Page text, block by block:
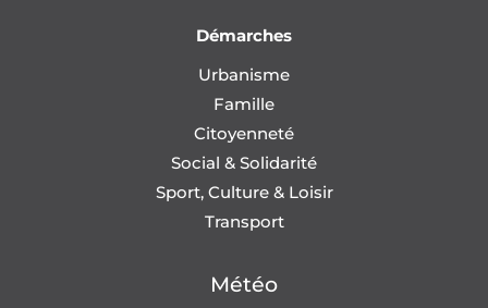
Démarches
Urbanisme
Famille
Citoyenneté
Social & Solidarité
Sport, Culture & Loisir
Transport
Météo